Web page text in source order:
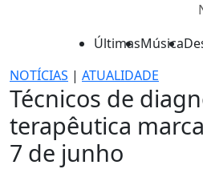
ÚltimasMúsica
NOTÍCIAS | ATUALIDADE
Técnicos de
terapêutica
7 de junho